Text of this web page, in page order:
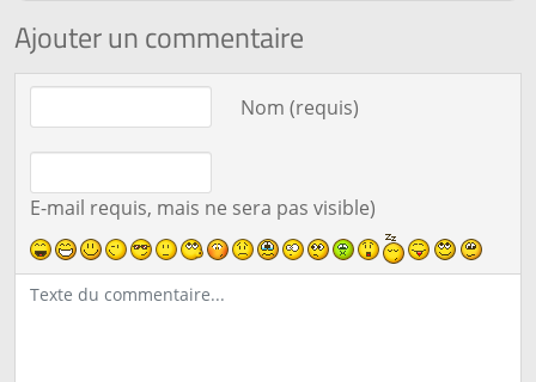
Ajouter un commentaire
Nom (requis)
E-mail requis, mais ne sera pas visible)
Texte du commentaire